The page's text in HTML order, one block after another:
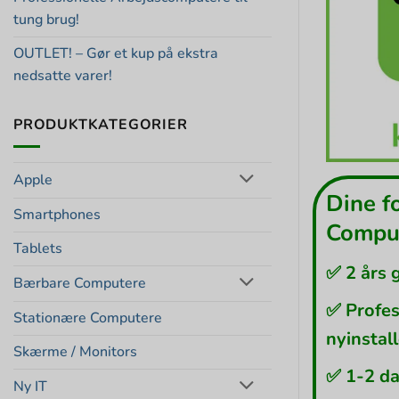
tung brug!
OUTLET! – Gør et kup på ekstra
nedsatte varer!
PRODUKTKATEGORIER
Apple
Smartphones
Tablets
Bærbare Computere
Stationære Computere
Skærme / Monitors
Ny IT
Dine
✅ 2 års
✅
✅ 1-2